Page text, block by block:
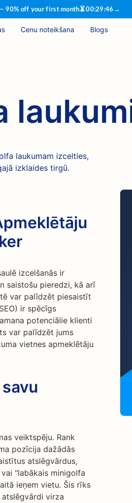
— 90% off your first month⏳00:29:46 →
Cenu noteikšana Blogs
laukumam izcelties,
izklaides tirgū.
izcelšanās ir
saistošu pieredzi, kā arī
var palīdzēt piesaistīt
ir spēcīgs
potenciālie klienti
var palīdzēt jums
vietnes apmeklētāju
veiktspēju. Rank
pozīcija dažādās
atslēgvārdus,
"labākais minigolfa
ieņem vietu. Šis rīks
virza